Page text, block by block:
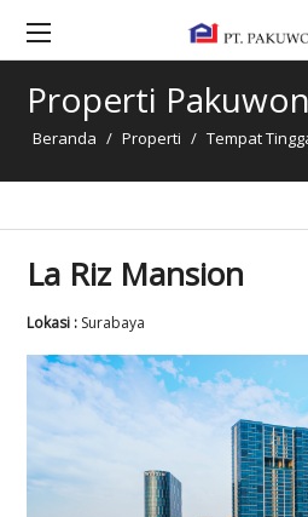
Properti Pakuwon
Beranda / Properti / Tempat
La Viz Mansion
Grand Pakuwon Township
Gandaria Condominium
4 Condominiums Bekasi
Clayson, Lancaster &
La Riz Mansion
Lokasi : Surabaya